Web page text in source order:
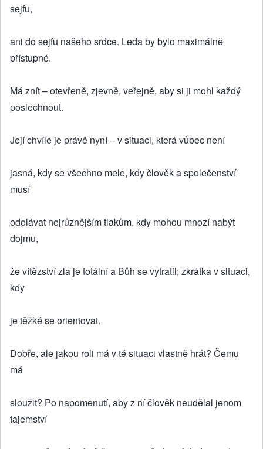
sejfu,
ani do sejfu našeho srdce. Leda by bylo maximálně
přístupné.
Má znít – otevřeně, zjevně, veřejně, aby si ji mohl každý
poslechnout.
Její chvíle je právě nyní – v situaci, která vůbec není
jasná, kdy se všechno mele, kdy člověk a společenství
musí
odolávat nejrůznějším tlakům, kdy mohou mnozí nabýt
dojmu,
že vítězství zla je totální a Bůh se vytratil; zkrátka v situaci,
kdy
je těžké se orientovat.
Dobře, ale jakou roli má v té situaci vlastně hrát? Čemu
má
sloužit? Po napomenutí, aby z ní člověk neudělal jenom
tajemství